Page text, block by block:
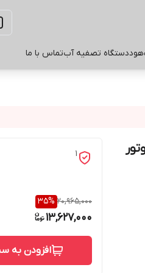
هوددستگاه تصفیه آبتماس با ما
1
20,965,000
35%
13,627,000
افزودن به